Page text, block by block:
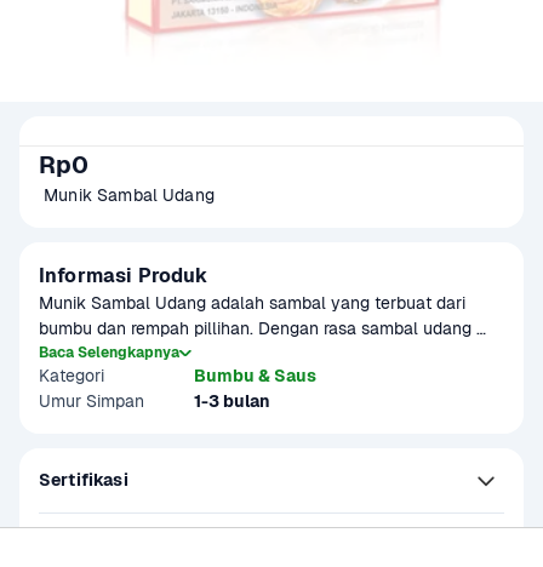
Rp0
Munik Sambal Udang
Informasi Produk
Munik Sambal Udang adalah sambal yang terbuat dari
bumbu dan rempah pillihan. Dengan rasa sambal udang
yang pedas. Praktis untuk disajikan sebagai pelengkap nasi
atau lauk pauk, sambal ini menawarkan cita rasa otentik
yang lezat dan hadir dalam kemasan 90 gram yang praktis.
Baca Selengkapnya
Kategori
Bumbu & Saus
Umur Simpan
1-3 bulan
Sertifikasi